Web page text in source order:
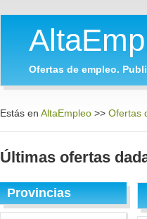
Ofertas de empleo.
Estás en AltaEmpleo >> Ofertas
Últimas ofertas
Provincias